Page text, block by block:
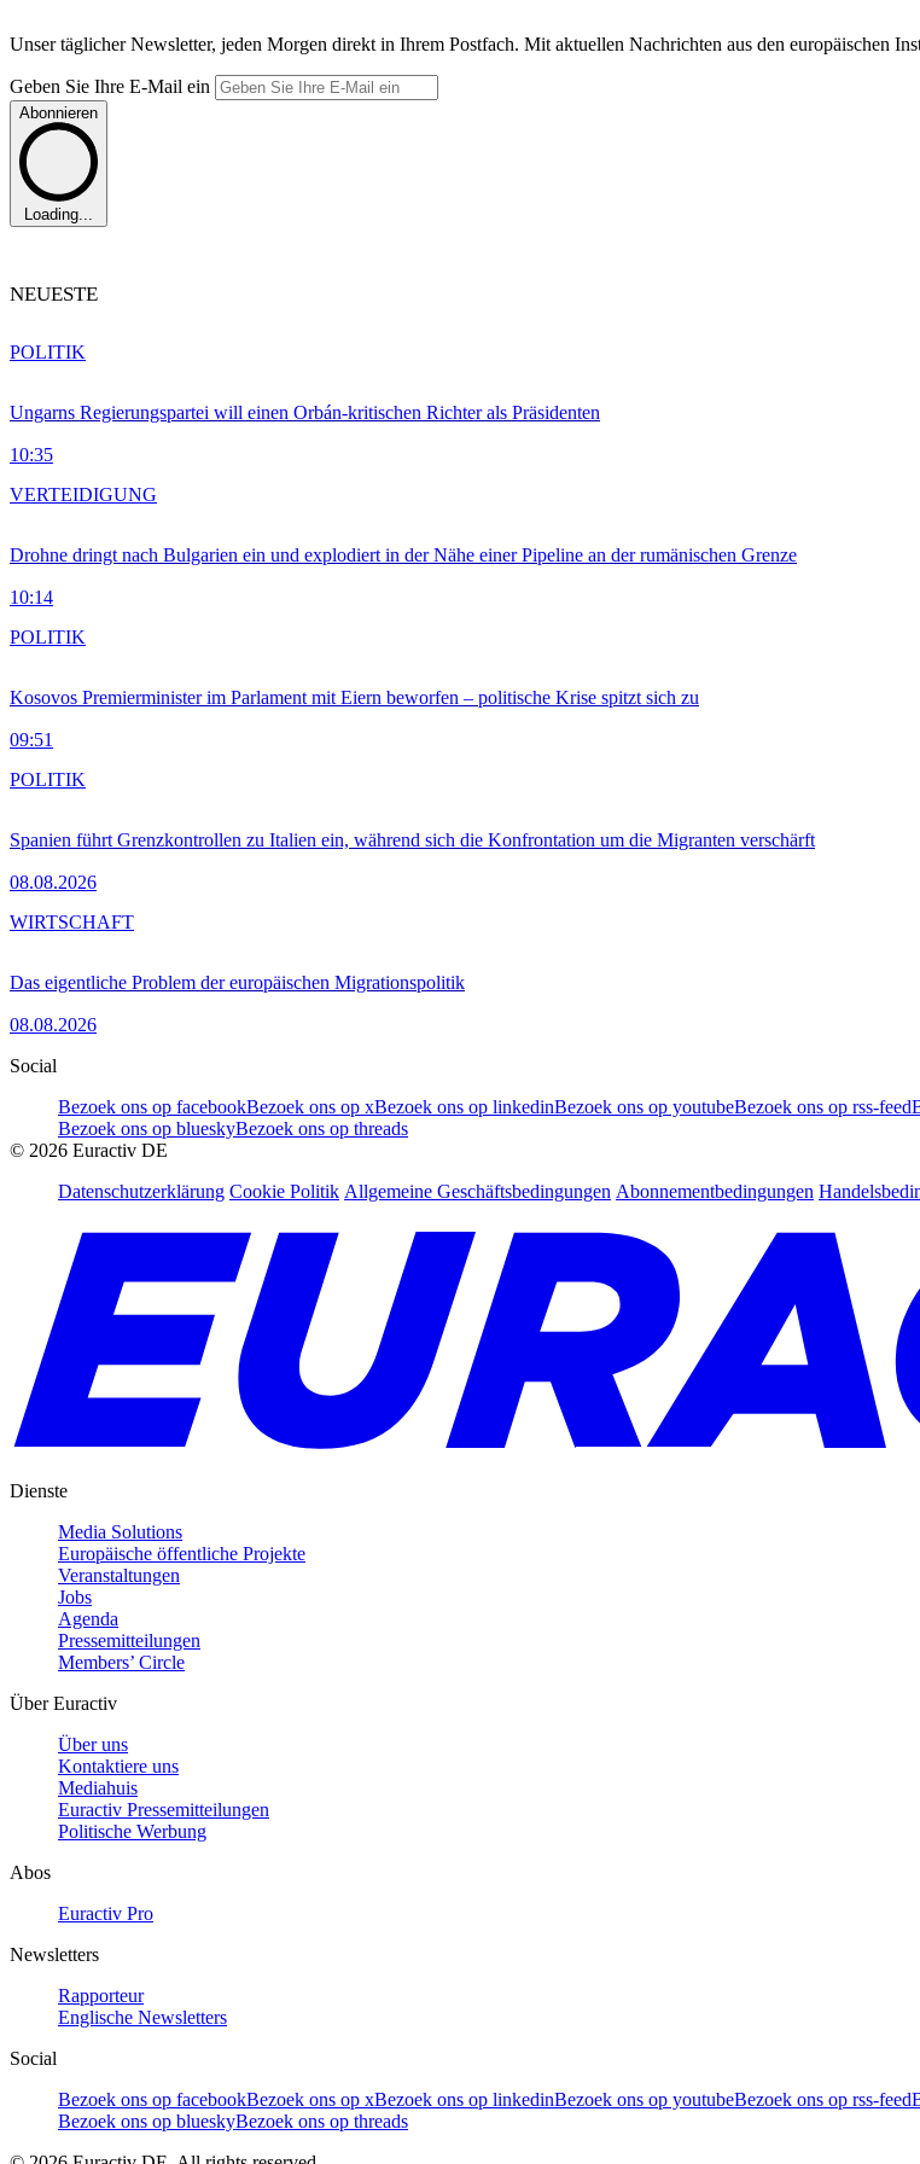
Unser täglicher Newsletter, jeden Morgen direkt in Ihrem Postfach. Mit aktuellen Nachrichten aus den europäischen
Geben Sie Ihre E-Mail ein
Abonnieren
Loading...
NEUESTE
Ungarns Regierungspartei will einen Orbán-kritischen Richter als Präsidenten
10:35
POLITIK
Drohne dringt nach Bulgarien ein und explodiert in der Nähe einer Pipeline an der rumänischen Grenze
10:14
VERTEIDIGUNG
Kosovos Premierminister im Parlament mit Eiern beworfen – politische Krise spitzt sich zu
09:51
POLITIK
Spanien führt Grenzkontrollen zu Italien ein, während sich die Konfrontation um die Migranten verschärft
08.08.2026
POLITIK
Das eigentliche Problem der europäischen Migrationspolitik
08.08.2026
WIRTSCHAFT
Social
Bezoek ons op facebookBezoek ons op xBezoek ons op linkedinBezoek ons op youtubeBezoek ons op rss-feed
Bezoek ons op blueskyBezoek ons op threads
© 2026 Euractiv DE
Datenschutzerklärung Cookie Politik Allgemeine Geschäftsbedingungen Abonnementbedingungen
Dienste
Media Solutions
Europäische öffentliche Projekte
Veranstaltungen
Jobs
Agenda
Pressemitteilungen
Members’ Circle
Über Euractiv
Über uns
Kontaktiere uns
Mediahuis
Euractiv Pressemitteilungen
Politische Werbung
Abos
Euractiv Pro
Newsletters
Rapporteur
Englische Newsletters
Social
Bezoek ons op facebookBezoek ons op xBezoek ons op linkedinBezoek ons op youtubeBezoek ons op rss-feed
Bezoek ons op blueskyBezoek ons op threads